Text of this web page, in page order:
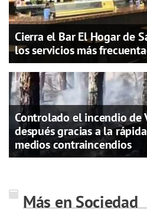
Cierra el Bar El Hogar de
los servicios más
Controlado el incendio de
después gracias a la
medios contraincendios
Más en Sociedad